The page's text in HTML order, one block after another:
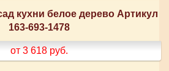
кухни белое дерево Артикул
163-693-1478
от 3 618 руб.